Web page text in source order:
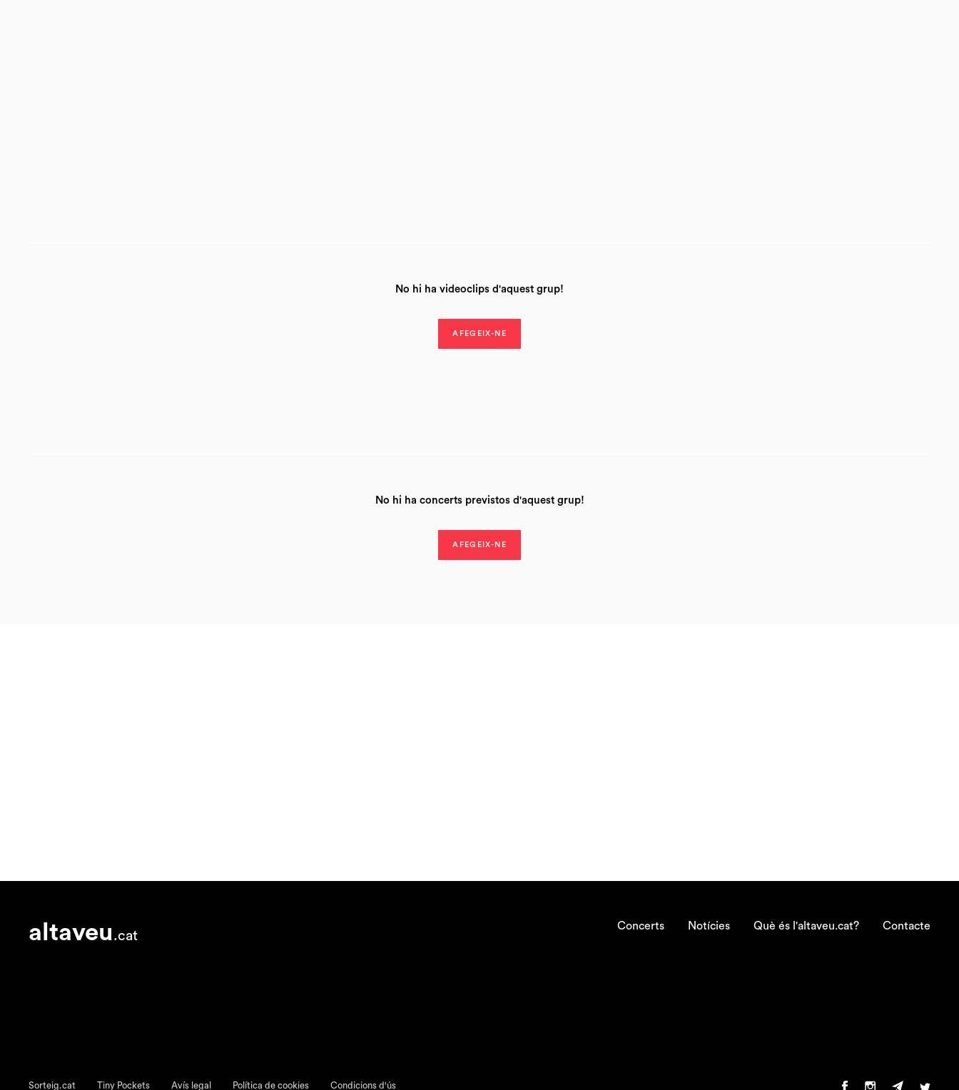
No hi ha videoclips d'aquest grup!
AFEGEIX-NE
No hi ha concerts previstos d'aquest grup!
AFEGEIX-NE
altaveu.cat
Concerts Notícies Què és l'altaveu.cat? Contacte
Sorteig.cat Tiny Pockets Avís legal Política de cookies Condicions d'ús